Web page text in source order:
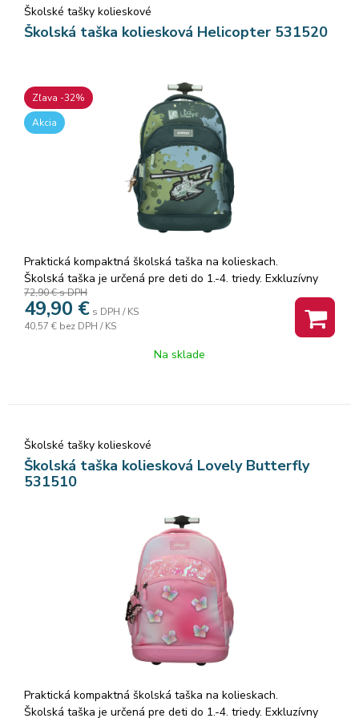
batoh tlačiť pred sebou, alebo ho ťahať za sebou. Batoh je
na spodku vybavený tichými kolieskami.
Školské tašky kolieskové
Školská taška koliesková Helicopter 531520
Zľava -32%
Akcia
Praktická kompaktná školská taška na kolieskach.
Školská taška je určená pre deti do 1.-4. triedy. Exkluzívny
batoh môžu vaše deti nosiť do školy alebo na voľný čas.
Hmotnosť tašky je 1,8 kg a objem 36 l.
organizér pre praktické ukladanie. Na batohu sa nachádzajú
batoh tlačiť pred sebou, alebo ho ťahať za sebou. Batoh je
na spodku vybavený tichými kolieskami.
Rozmer: 45x34x22cm.
72,90 €s DPH
49,90 € s DPH / KS
40,57 € bez DPH / KS
Na sklade
Školské tašky kolieskové
Školská taška koliesková Lovely Butterfly
531510
Praktická kompaktná školská taška na kolieskach.
Školská taška je určená pre deti do 1.-4. triedy. Exkluzívny